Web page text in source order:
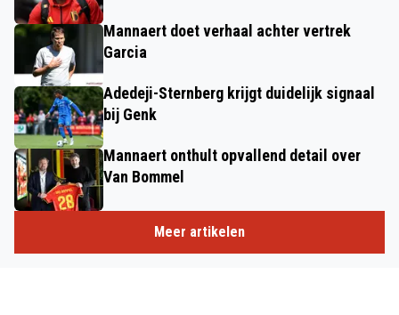
Mannaert doet verhaal achter vertrek
Garcia
Adedeji-Sternberg krijgt duidelijk signaal
bij Genk
Mannaert onthult opvallend detail over
Van Bommel
Meer artikelen